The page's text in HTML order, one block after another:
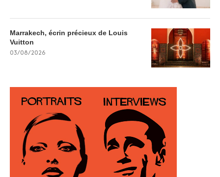
Marrakech, écrin précieux de Louis
Vuitton
03/08/2026